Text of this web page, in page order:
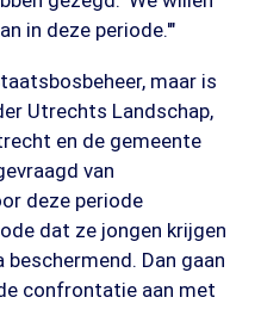
in deze periode.'"
maar is
Utrechts Landschap,
en de gemeente
van
deze periode
dat ze jongen krijgen
Dan gaan
confrontatie aan met